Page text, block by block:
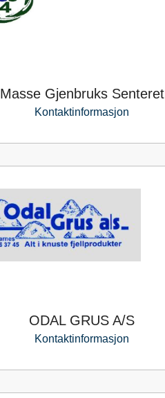
Masse Gjenbruks Senteret
Kontaktinformasjon
ODAL GRUS A/S
Kontaktinformasjon